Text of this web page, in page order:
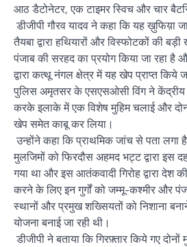
आठ डैटोनेटर, एक टाइमर स्विच और चार
डीजीपी गौरव यादव ने कहा कि यह ख़ुफिय़ा
तैयबा द्वारा हथियारों और विस्फोटकों की
पंजाब की सरहद का प्रयोग किया जा रहा
द्वारा कत्थू नंगल क्षेत्र में यह खेप प्राप्त किये
पुलिस अमृतसर के एसएसओसी विंग ने
करके इलाके में एक विशेष मुहिम चलाई और
खेप समेत काबू कर लिया।
उन्होंने कहा कि प्राथमिक जांच से पता लगा है
मुलजिमों को फिरदौस अहमद भट्ट द्वारा इस
गया था और इस आतंकवादी गिरोह द्वारा देश
करने के लिए इन गुर्गों को जम्मू-कश्मीर और
स्थानों और प्रमुख शख्सियतों को निशाना
योजना बनाई जा रही थी।
डीजीपी ने बताया कि गिरफ़्तार किये गए